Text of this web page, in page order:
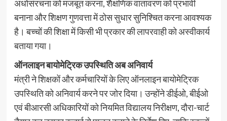
अधोसंरचना को मजबूत करना, शैक्षणिक वातावरण को प्रभावी
बनाना और शिक्षण गुणवत्ता में ठोस सुधार सुनिश्चित करना आवश्यक
है। बच्चों की शिक्षा में किसी भी प्रकार की लापरवाही को अस्वीकार्य
बताया गया।
ऑनलाइन बायोमेट्रिक उपस्थिति अब अनिवार्य
मंत्री ने शिक्षकों और कर्मचारियों के लिए ऑनलाइन बायोमेट्रिक
उपस्थिति को अनिवार्य करने पर जोर दिया। उन्होंने डीईओ, बीईओ
एवं बीआरसी अधिकारियों को नियमित विद्यालय निरीक्षण, दौरा-चार्ट